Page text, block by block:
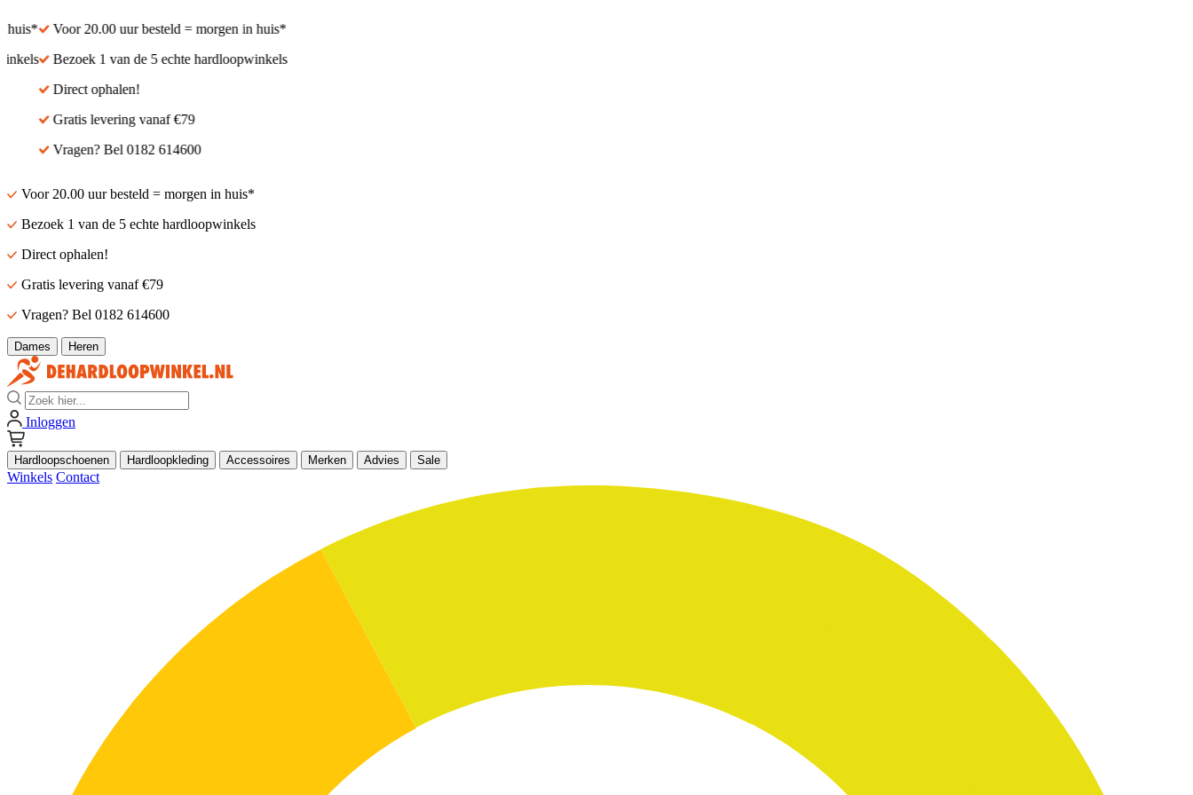
Voor 20.00 uur besteld = morgen in huis*
Bezoek 1 van de 5 echte hardloopwinkels
Direct ophalen!
Gratis levering vanaf €79
Vragen? Bel 0182 614600
Voor 20.00 uur besteld = morgen in huis*
Bezoek 1 van de 5 echte hardloopwinkels
Direct ophalen!
Gratis levering vanaf €79
Vragen? Bel 0182 614600
Dames Heren
Zoek
Inloggen
Hardloopschoenen Hardloopkleding Accessoires Merken Advies Sale
Winkels Contact